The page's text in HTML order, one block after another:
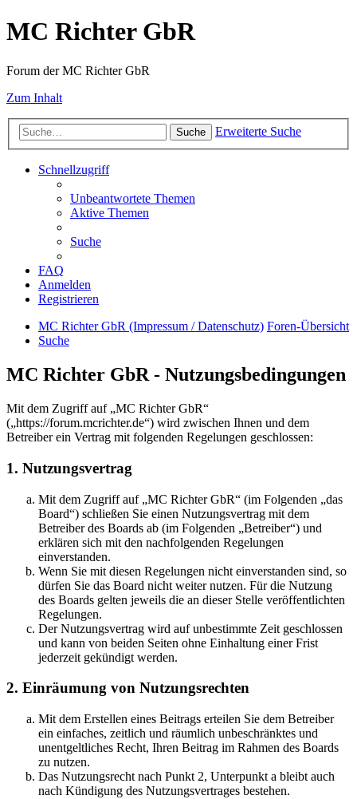
MC Richter GbR
Forum der MC Richter GbR
Zum Inhalt
Suche Erweiterte Suche
Schnellzugriff
Unbeantwortete Themen
Aktive Themen
Suche
FAQ
Anmelden
Registrieren
MC Richter GbR (Impressum / Datenschutz) Foren-Übersicht
Suche
MC Richter GbR - Nutzungsbedingungen
Mit dem Zugriff auf „MC Richter GbR“
(„https://forum.mcrichter.de“) wird zwischen Ihnen und dem
Betreiber ein Vertrag mit folgenden Regelungen geschlossen:
1. Nutzungsvertrag
Mit dem Zugriff auf „MC Richter GbR“ (im Folgenden „das
Board“) schließen Sie einen Nutzungsvertrag mit dem
Betreiber des Boards ab (im Folgenden „Betreiber“) und
erklären sich mit den nachfolgenden Regelungen
einverstanden.
Wenn Sie mit diesen Regelungen nicht einverstanden sind, so
dürfen Sie das Board nicht weiter nutzen. Für die Nutzung
des Boards gelten jeweils die an dieser Stelle veröffentlichten
Regelungen.
Der Nutzungsvertrag wird auf unbestimmte Zeit geschlossen
und kann von beiden Seiten ohne Einhaltung einer Frist
jederzeit gekündigt werden.
2. Einräumung von Nutzungsrechten
Mit dem Erstellen eines Beitrags erteilen Sie dem Betreiber
ein einfaches, zeitlich und räumlich unbeschränktes und
unentgeltliches Recht, Ihren Beitrag im Rahmen des Boards
zu nutzen.
Das Nutzungsrecht nach Punkt 2, Unterpunkt a bleibt auch
nach Kündigung des Nutzungsvertrages bestehen.